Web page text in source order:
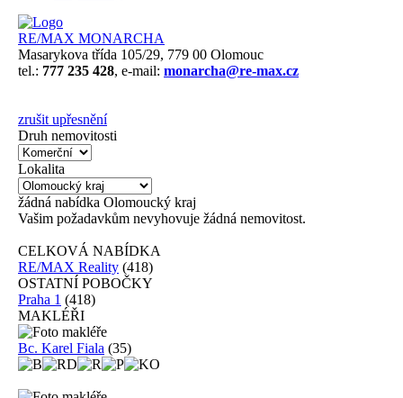
RE/MAX MONARCHA
Masarykova třída 105/29, 779 00 Olomouc
tel.: 777 235 428, e-mail: monarcha@re-max.cz
zrušit upřesnění
Druh nemovitosti
Lokalita
žádná nabídka Olomoucký kraj
Vašim požadavkům nevyhovuje žádná nemovitost.
CELKOVÁ NABÍDKA
RE/MAX Reality (418)
OSTATNÍ POBOČKY
Praha 1 (418)
MAKLÉŘI
Bc. Karel Fiala (35)